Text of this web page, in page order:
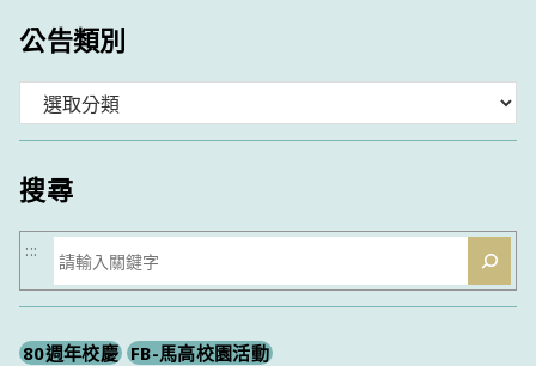
公告類別
類
搜尋
搜
尋
:::
80週年校慶 FB-馬高校園活動